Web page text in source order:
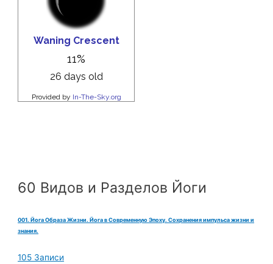
60 Видов и Разделов Йоги
001. Йога Образа Жизни. Йога в Современную Эпоху. Сохранения импульса жизни и
знания.
105 Записи